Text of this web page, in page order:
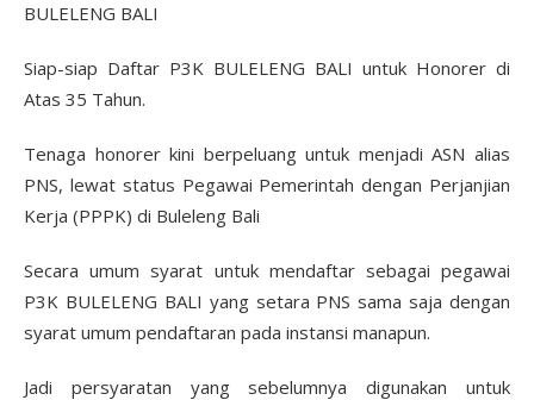
BULELENG BALI
Siap-siap Daftar P3K BULELENG BALI untuk Honorer di
Atas 35 Tahun.
Tenaga honorer kini berpeluang untuk menjadi ASN alias
PNS, lewat status Pegawai Pemerintah dengan Perjanjian
Kerja (PPPK) di Buleleng Bali
Secara umum syarat untuk mendaftar sebagai pegawai
P3K BULELENG BALI yang setara PNS sama saja dengan
syarat umum pendaftaran pada instansi manapun.
Jadi persyaratan yang sebelumnya digunakan untuk